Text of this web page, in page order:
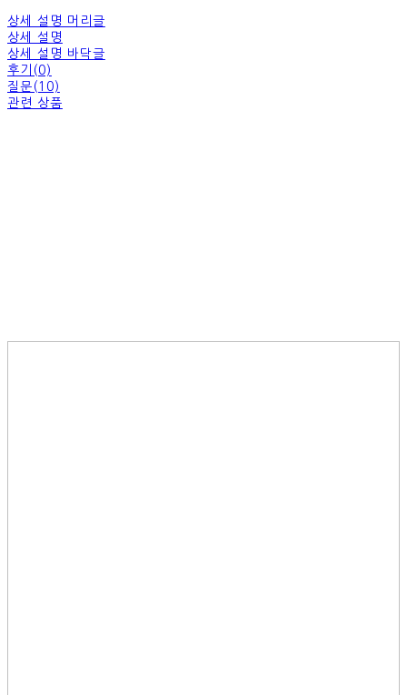
상세 설명 머리글
상세 설명
상세 설명 바닥글
후기(0)
질문(10)
관련 상품